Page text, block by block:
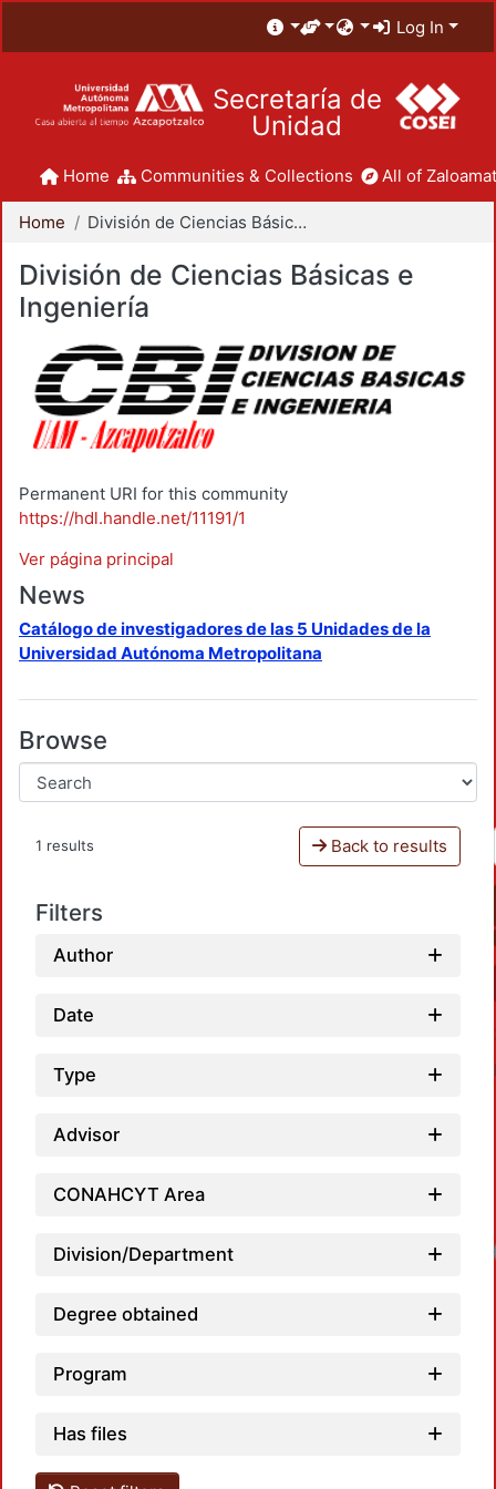
Log In
Secretaría de
Unidad
Home Communities & Collections All of
Home División de Ciencias Básicas e Ingeniería
División de Ciencias Básicas e
Ingeniería
Permanent URI for this community
https://hdl.handle.net/11191/1
Ver página principal
News
Catálogo de investigadores de las 5 Unidades de la
Universidad Autónoma Metropolitana
Browse
1 results Back to results
Filters
Author
Date
Type
Advisor
CONAHCYT Area
Division/Department
Degree obtained
Program
Has files